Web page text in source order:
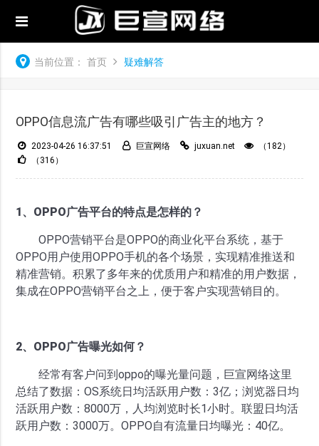
当前位置： 首页 疑难解答
OPPO信息流广告有哪些吸引广告主的地方？
2023-04-26 16:37:51 巨宣网络 juxuan.net
（182）
（316）
1、OPPO广告平台的特点是怎样的？
OPPO营销平台是OPPO的商业化平台系统，基于
OPPO用户使用OPPO手机的各个场景，实现精准推送和
精准营销。积累了多年来的优质用户和精准的用户数据，
集成在OPPO营销平台之上，便于客户实现营销目的。
2、OPPO广告曝光如何？
经常有客户问到oppo的曝光量问题，巨宣网络这里
总结了数据：OS系统日均活跃用户数：3亿；浏览器日均
活跃用户数：8000万，人均浏览时长1小时。联盟日均活
跃用户数：3000万。OPPO自有流量日均曝光：40亿。